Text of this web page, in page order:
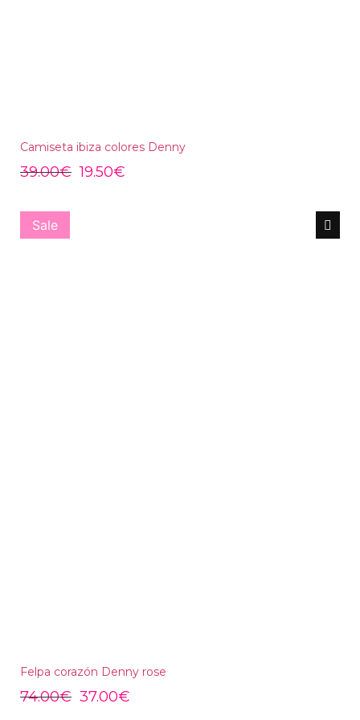
Camiseta ibiza colores Denny
39.00€ 19.50€
Sale
Felpa corazón Denny rose
74.00€ 37.00€